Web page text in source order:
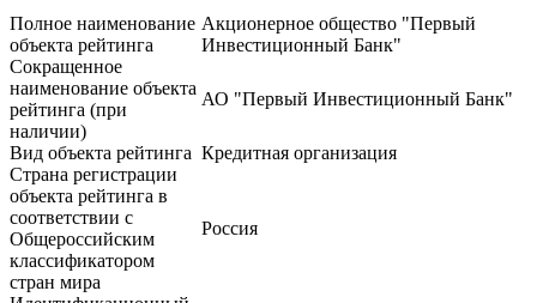
Полное наименование
объекта рейтинга
Акционерное общество "Первый
Инвестиционный Банк"
Сокращенное
наименование объекта
рейтинга (при
наличии)
АО "Первый Инвестиционный Банк"
Вид объекта рейтинга Кредитная организация
Страна регистрации
объекта рейтинга в
соответствии с
Общероссийским
классификатором
стран мира
Россия